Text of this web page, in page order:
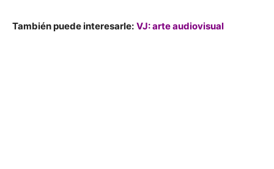
También puede interesarle: VJ: arte audiovisual